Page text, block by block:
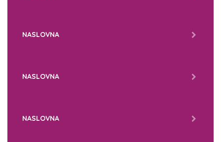
NASLOVNA
NASLOVNA
NASLOVNA